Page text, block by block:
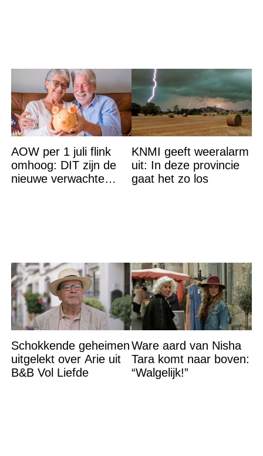
AOW per 1 juli flink
omhoog: DIT zijn de
nieuwe verwachte
KNMI geeft weeralarm
uit: In deze provincie
gaat het zo los
Schokkende geheimen
uitgelekt over Arie uit
B&B Vol Liefde
Ware aard van Nisha
Tara komt naar boven:
“Walgelijk!”